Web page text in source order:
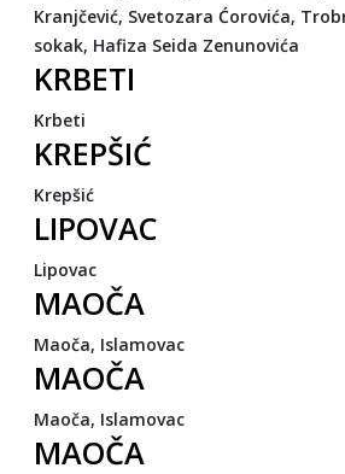
Kranjčević, Svetozara Ćorovića,
sokak, Hafiza Seida Zenunovića
KRBETI
Krbeti
KREPŠIĆ
Krepšić
LIPOVAC
Lipovac
MAOČA
Maoča, Islamovac
MAOČA
Maoča, Islamovac
MAOČA